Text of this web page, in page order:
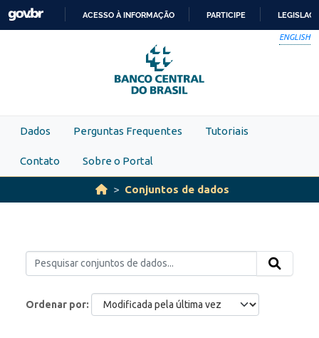
Skip to main content
PARA
O
CONTEÚDO
ACESSO À INFORMAÇÃO PARTICIPE
ENGLISH
Dados Perguntas Frequentes Tutoriais
Contato Sobre o Portal
Conjuntos de dados
Ordenar por